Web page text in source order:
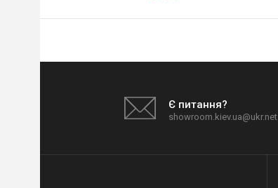
Є питання?
showroom.kiev.ua@ukr.net